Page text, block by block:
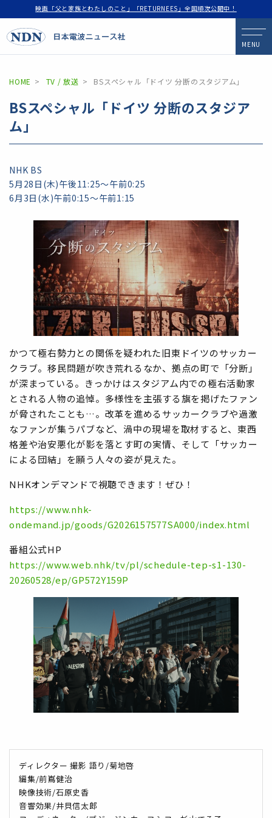
映画「父と家族とわたしのこと」「RETURNEES」全国順次公開中！
MENU
HOME TV / 放送 BSスペシャル「ドイツ 分断のスタジアム」
BSスペシャル「ドイツ 分断のスタジア
ム」
NHK BS
5月28日(木)午後11:25〜午前0:25
6月3日(水)午前0:15〜午前1:15
かつて極右勢力との関係を疑われた旧東ドイツのサッカー
クラブ。移民問題が吹き荒れるなか、拠点の町で「分断」
が深まっている。きっかけはスタジアム内での極右活動家
とされる人物の追悼。多様性を主張する旗を掲げたファン
が脅されたことも…。改革を進めるサッカークラブや過激
なファンが集うパブなど、渦中の現場を取材すると、東西
格差や治安悪化が影を落とす町の実情、そして「サッカー
による団結」を願う人々の姿が見えた。
NHKオンデマンドで視聴できます！ぜひ！
https://www.nhk-
ondemand.jp/goods/G2026157577SA000/index.html
番組公式HP
https://www.web.nhk/tv/pl/schedule-tep-s1-130-
20260528/ep/GP572Y159P
ディレクター 撮影 語り/菊地啓
編集/前嶌健治
映像技術/石原史香
音響効果/井貝信太郎